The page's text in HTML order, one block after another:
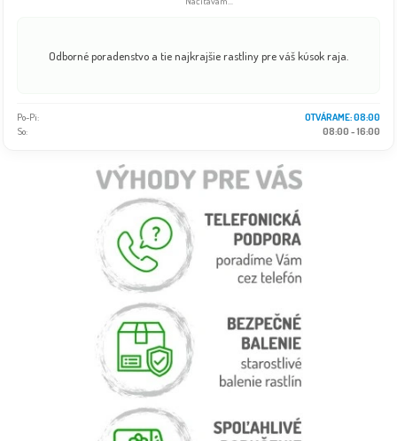
Odborné poradenstvo a tie najkrajšie rastliny pre váš kúsok raja.
Po-Pi:
OTVÁRAME: 08:00
So:
08:00 - 16:00